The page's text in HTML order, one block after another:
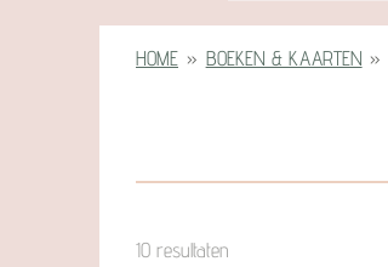
HOME » BOEKEN & KAARTEN »
10 resultaten